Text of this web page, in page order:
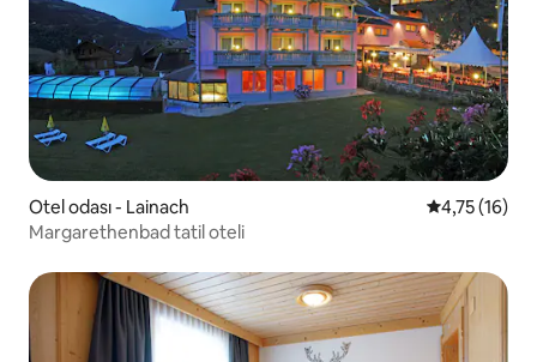
Otel odası - Lainach 5 üzerinden
4,75 (16)
Margarethenbad tatil oteli